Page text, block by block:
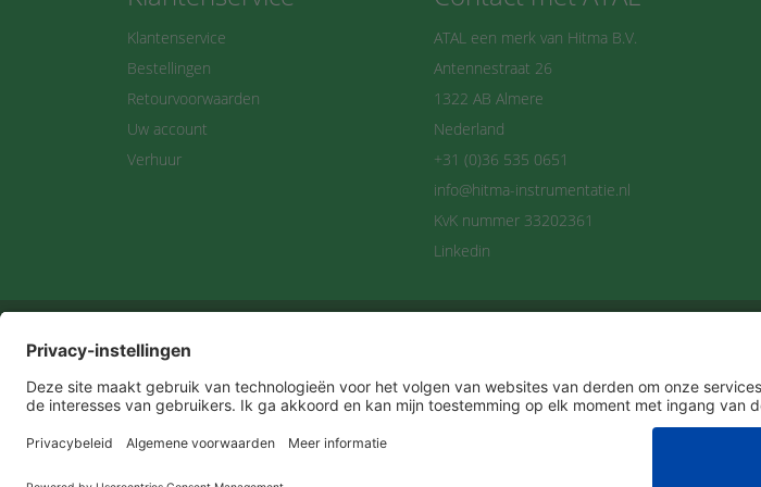
Klantenservice
Bestellingen
Retourvoorwaarden
Uw account
Verhuur
ATAL een merk van Hitma B.V.
Antennestraat 26
1322 AB Almere
Nederland
+31 (0)36 535 0651
info@hitma-instrumentatie.nl
KvK nummer 33202361
Linkedin
Ik ga akkoord met het